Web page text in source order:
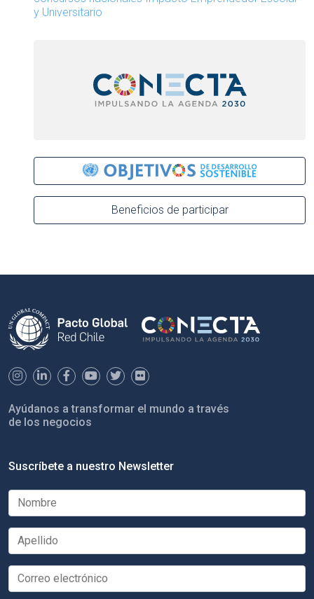
y Universitario
Beneficios de participar
Ayúdanos a transformar el mundo a través
de los negocios
Suscríbete a nuestro Newsletter